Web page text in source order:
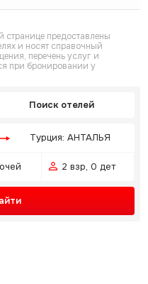
предоставлены
и носят справочный
перечень услуг и
при бронировании у
Поиск отелей
Турция: АНТАЛЬЯ
2 взр, 0 дет